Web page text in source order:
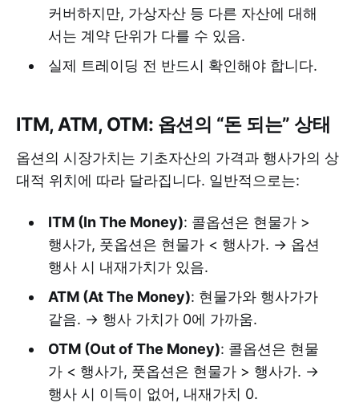
커버하지만, 가상자산 등 다른 자산에 대해
서는 계약 단위가 다를 수 있음.
실제 트레이딩 전 반드시 확인해야 합니다.
ITM, ATM, OTM: 옵션의 “돈 되는” 상태
옵션의 시장가치는 기초자산의 가격과 행사가의 상
대적 위치에 따라 달라집니다. 일반적으로는:
ITM (In The Money): 콜옵션은 현물가 >
행사가, 풋옵션은 현물가 < 행사가. → 옵션
행사 시 내재가치가 있음.
ATM (At The Money): 현물가와 행사가가
같음. → 행사 가치가 0에 가까움.
OTM (Out of The Money): 콜옵션은 현물
가 < 행사가, 풋옵션은 현물가 > 행사가. →
행사 시 이득이 없어, 내재가치 0.